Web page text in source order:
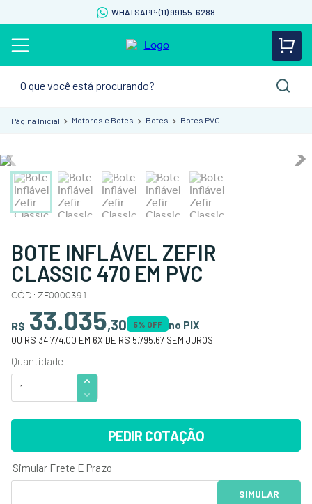
WHATSAPP: (11) 99155-6288
Motores e Botes Botes Botes PVC
BOTE INFLÁVEL ZEFIR
CLASSIC 470 EM PVC
CÓD.: ZF0000391
R$ 33.035,30 5% OFF no PIX
OU R$ 34.774,00 EM 6X DE R$ 5.795,67 SEM JUROS
PEDIR COTAÇÃO